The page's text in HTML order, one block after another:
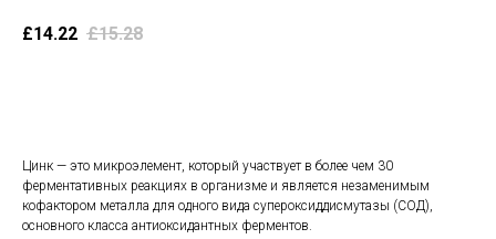
£14.22 £15.28
Цинк — это микроэлемент, который участвует в более чем 30
ферментативных реакциях в организме и является незаменимым
кофактором металла для одного вида супероксиддисмутазы (СОД),
основного класса антиоксидантных ферментов.